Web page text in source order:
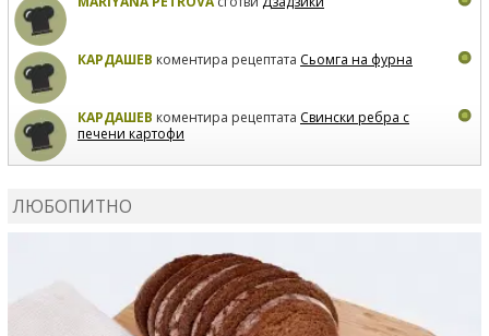
КАРДАШЕВ коментира рецептата Сьомга на фурна
КАРДАШЕВ коментира рецептата Свински ребра с
печени картофи
ЛЮБОПИТНО